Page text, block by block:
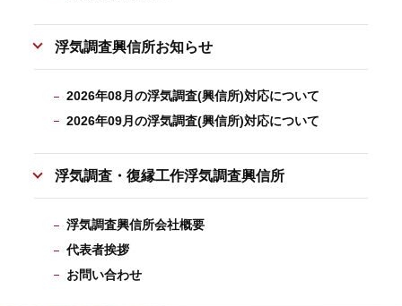
浮気調査興信所お知らせ
2026年08月の浮気調査(興信所)対応について
2026年09月の浮気調査(興信所)対応について
浮気調査・復縁工作浮気調査興信所
浮気調査興信所会社概要
代表者挨拶
お問い合わせ